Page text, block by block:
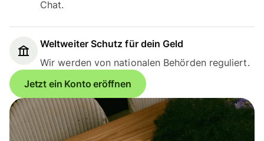
Chat.
Weltweiter Schutz für dein Geld
Wir werden von nationalen Behörden reguliert.
Jetzt ein Konto eröffnen